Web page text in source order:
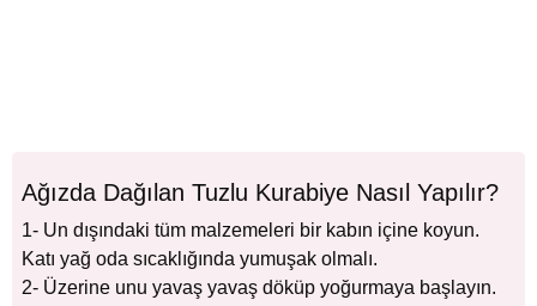
Ağızda Dağılan Tuzlu Kurabiye Nasıl Yapılır?
1- Un dışındaki tüm malzemeleri bir kabın içine koyun.
Katı yağ oda sıcaklığında yumuşak olmalı.
2- Üzerine unu yavaş yavaş döküp yoğurmaya başlayın.